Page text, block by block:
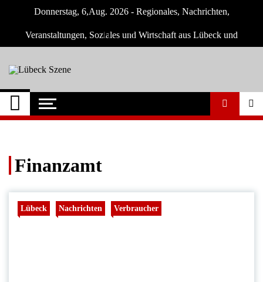
content
Donnerstag, 6,Aug. 2026 - Regionales, Nachrichten,
Veranstaltungen, Soziales und Wirtschaft aus Lübeck und
Lübeck Szene
Neuigkeiten und Nachrichten aus Lübeck
und Umgebeung
Finanzamt
Lübeck Nachrichten Verbraucher